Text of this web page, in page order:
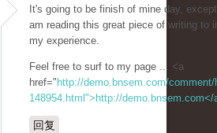
It's going to be finish of mine day,
am reading this great piece of writing to
my experience.
Feel free to surf to my page ... <a
href=" http://demo.bnsem.com/
148954.html">http://demo.bnsem.com</
回复